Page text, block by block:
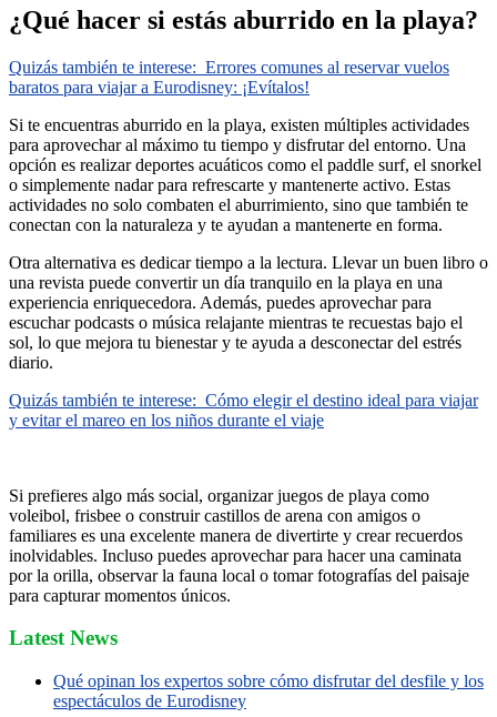
¿Qué hacer si estás aburrido en la playa?
Quizás también te interese: Errores comunes al reservar vuelos
baratos para viajar a Eurodisney: ¡Evítalos!
Si te encuentras aburrido en la playa, existen múltiples actividades
para aprovechar al máximo tu tiempo y disfrutar del entorno. Una
opción es realizar deportes acuáticos como el paddle surf, el snorkel
o simplemente nadar para refrescarte y mantenerte activo. Estas
actividades no solo combaten el aburrimiento, sino que también te
conectan con la naturaleza y te ayudan a mantenerte en forma.
Otra alternativa es dedicar tiempo a la lectura. Llevar un buen libro o
una revista puede convertir un día tranquilo en la playa en una
experiencia enriquecedora. Además, puedes aprovechar para
escuchar podcasts o música relajante mientras te recuestas bajo el
sol, lo que mejora tu bienestar y te ayuda a desconectar del estrés
diario.
Quizás también te interese: Cómo elegir el destino ideal para viajar
y evitar el mareo en los niños durante el viaje
Si prefieres algo más social, organizar juegos de playa como
voleibol, frisbee o construir castillos de arena con amigos o
familiares es una excelente manera de divertirte y crear recuerdos
inolvidables. Incluso puedes aprovechar para hacer una caminata
por la orilla, observar la fauna local o tomar fotografías del paisaje
para capturar momentos únicos.
Latest News
Qué opinan los expertos sobre cómo disfrutar del desfile y los
espectáculos de Eurodisney